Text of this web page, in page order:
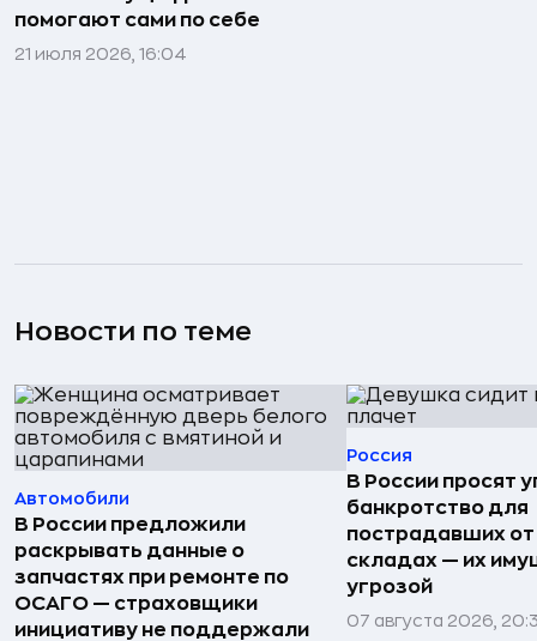
помогают сами по себе
21 июля 2026, 16:04
Новости по теме
Автомобили
В России предложили
раскрывать данные о
запчастях при ремонте по
ОСАГО — страховщики
инициативу не поддержали
Россия
В России просят
банкротство для
пострадавших
складах — их
угрозой
07 августа 2026,